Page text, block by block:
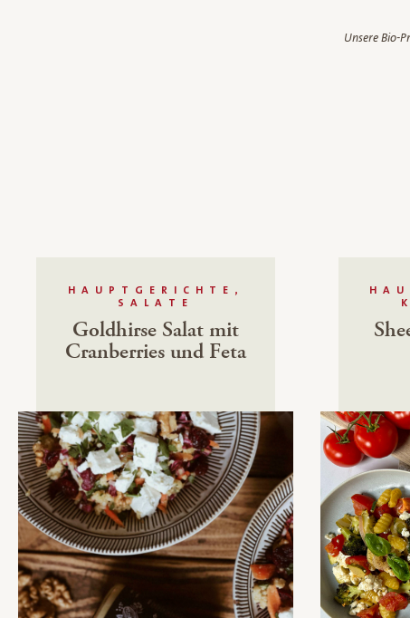
Unsere Bio-
HAUPTGERICHTE,
SALATE
Goldhirse Salat mit
Cranberries und Feta